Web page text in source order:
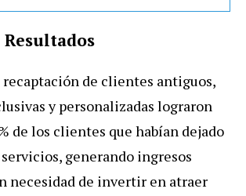
recaptación de clientes antiguos,
y personalizadas lograron
de los clientes que habían dejado
generando ingresos
necesidad de invertir en atraer